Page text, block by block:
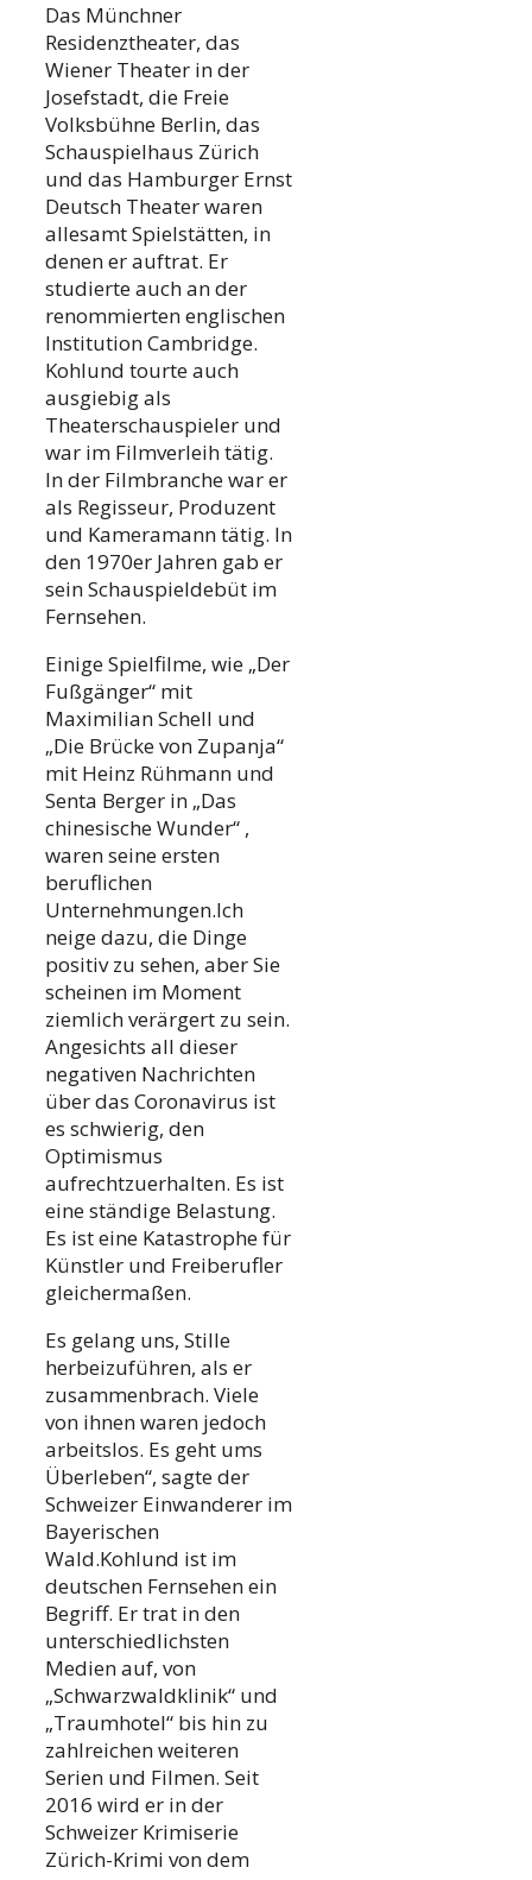
Das Münchner
Residenztheater, das
Wiener Theater in der
Josefstadt, die Freie
Volksbühne Berlin, das
Schauspielhaus Zürich
und das Hamburger Ernst
Deutsch Theater waren
allesamt Spielstätten, in
denen er auftrat. Er
studierte auch an der
renommierten englischen
Institution Cambridge.
Kohlund tourte auch
ausgiebig als
Theaterschauspieler und
war im Filmverleih tätig.
In der Filmbranche war er
als Regisseur, Produzent
und Kameramann tätig. In
den 1970er Jahren gab er
sein Schauspieldebüt im
Fernsehen.
Einige Spielfilme, wie „Der
Fußgänger“ mit
Maximilian Schell und
„Die Brücke von Zupanja“
mit Heinz Rühmann und
Senta Berger in „Das
chinesische Wunder“ ,
waren seine ersten
beruflichen
Unternehmungen.Ich
neige dazu, die Dinge
positiv zu sehen, aber Sie
scheinen im Moment
ziemlich verärgert zu sein.
Angesichts all dieser
negativen Nachrichten
über das Coronavirus ist
es schwierig, den
Optimismus
aufrechtzuerhalten. Es ist
eine ständige Belastung.
Es ist eine Katastrophe für
Künstler und Freiberufler
gleichermaßen.
Es gelang uns, Stille
herbeizuführen, als er
zusammenbrach. Viele
von ihnen waren jedoch
arbeitslos. Es geht ums
Überleben“, sagte der
Schweizer Einwanderer im
Bayerischen
Wald.Kohlund ist im
deutschen Fernsehen ein
Begriff. Er trat in den
unterschiedlichsten
Medien auf, von
„Schwarzwaldklinik“ und
„Traumhotel“ bis hin zu
zahlreichen weiteren
Serien und Filmen. Seit
2016 wird er in der
Schweizer Krimiserie
Zürich-Krimi von dem